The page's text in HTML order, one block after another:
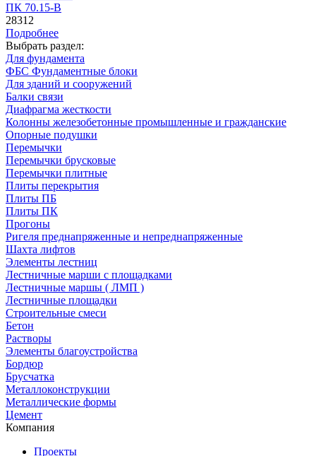
ПК 70.15-B
28312
Подробнее
Выбрать раздел:
Для фундамента
ФБС Фундаментные блоки
Для зданий и сооружений
Балки связи
Диафрагма жесткости
Колонны железобетонные промышленные и гражданские
Опорные подушки
Перемычки
Перемычки брусковые
Перемычки плитные
Плиты перекрытия
Плиты ПБ
Плиты ПК
Прогоны
Ригеля преднапряженные и непреднапряженные
Шахта лифтов
Элементы лестниц
Лестничные марши с площадками
Лестничные маршы ( ЛМП )
Лестничные площадки
Строительные смеси
Бетон
Растворы
Элементы благоустройства
Бордюр
Брусчатка
Металлоконструкции
Металлические формы
Цемент
Компания
Проекты